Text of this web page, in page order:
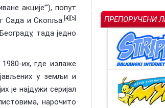
акције”'), попут
Сада и Скопља. [4][5]
тада једно
их, где излаже
у земљи и
је најдужи серијал
нарочито
ПРЕПОРУЧЕНИ